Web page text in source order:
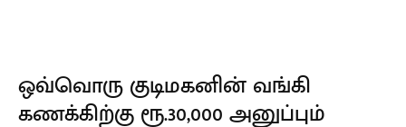
ஒவ்வொரு குடிமகனின் வங்கி
கணக்கிற்கு ரூ.30,000 அனுப்பும்